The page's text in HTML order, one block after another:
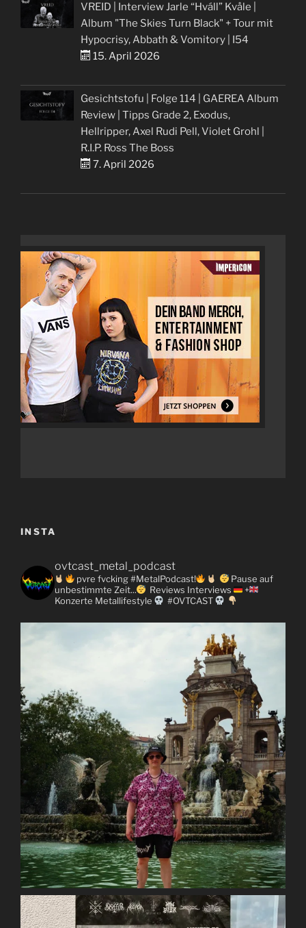
VREID | Interview Jarle “Hváll” Kvåle |
Album "The Skies Turn Black" + Tour mit
Hypocrisy, Abbath & Vomitory | I54
15. April 2026
Gesichtstofu | Folge 114 | GAEREA Album
Review | Tipps Grade 2, Exodus,
Hellripper, Axel Rudi Pell, Violet Grohl |
R.I.P. Ross The Boss
7. April 2026
INSTA
ovtcast_metal_podcast
pvre fvcking #MetalPodcast!
Pause auf
unbestimmte Zeit...
Reviews Interviews
+
Konzerte Metallifestyle #OVTCAST